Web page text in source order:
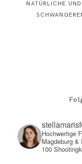
NATÜRLICHE
Hochwertige
Magdeburg &
100